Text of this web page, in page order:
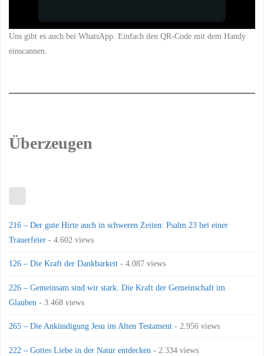
Uns gibt es auch bei WhatsApp. Einfach den QR-Code mit dem Handy
einscannen.
Überzeugen
216 – Der gute Hirte auch in schweren Zeiten: Psalm 23 bei einer
Trauerfeier - 4.602 views
126 – Die Kraft der Dankbarkeit - 4.087 views
226 – Gemeinsam sind wir stark: Die Kraft der Gemeinschaft im
Glauben - 3.468 views
265 – Die Ankündigung Jesu im Alten Testament - 2.956 views
222 – Gottes Liebe in der Natur entdecken - 2.334 views